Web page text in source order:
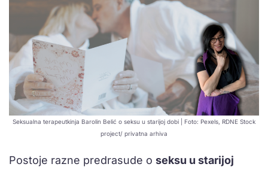
Seksualna terapeutkinja Barolin Belić o seksu u starijoj dobi | Foto: Pexels, RDNE Stock
project/ privatna arhiva
Postoje razne predrasude o seksu u starijoj